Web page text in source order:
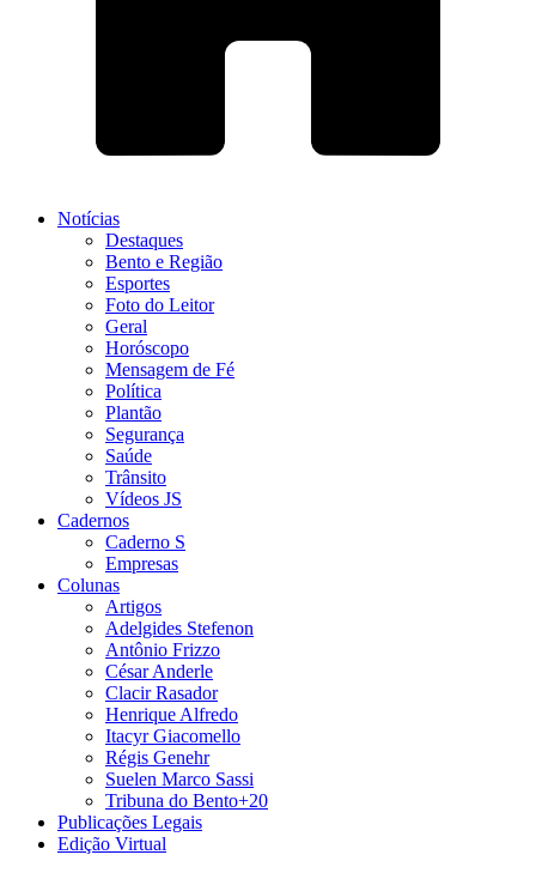
Notícias
Destaques
Bento e Região
Esportes
Foto do Leitor
Geral
Horóscopo
Mensagem de Fé
Política
Plantão
Segurança
Saúde
Trânsito
Vídeos JS
Cadernos
Caderno S
Empresas
Colunas
Artigos
Adelgides Stefenon
Antônio Frizzo
César Anderle
Clacir Rasador
Henrique Alfredo
Itacyr Giacomello
Régis Genehr
Suelen Marco Sassi
Tribuna do Bento+20
Publicações Legais
Edição Virtual